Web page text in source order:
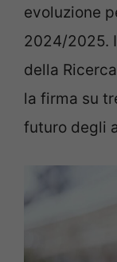
evoluzione
2024/2025.
della
la firma su
futuro degli